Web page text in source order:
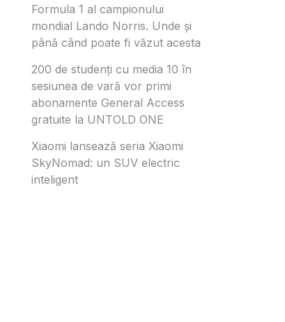
Formula 1 al campionului
mondial Lando Norris. Unde și
până când poate fi văzut acesta
200 de studenți cu media 10 în
sesiunea de vară vor primi
abonamente General Access
gratuite la UNTOLD ONE
Xiaomi lansează seria Xiaomi
SkyNomad: un SUV electric
inteligent